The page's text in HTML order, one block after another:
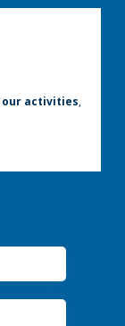
our activities,